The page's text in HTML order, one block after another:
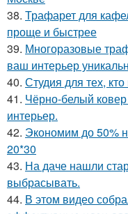
38. Трафарет для
проще и быстрее
39. Многоразовые
ваш интерьер
40. Студия для тех,
41. Чёрно-белый
интерьер.
42. Экономим до 50%
20*30
43. На даче нашли
выбрасывать.
44. В этом видео